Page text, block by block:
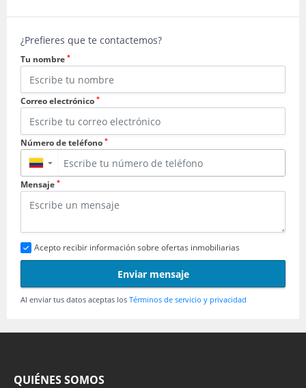
¿Prefieres que te contactemos?
Tu nombre *
Correo electrónico *
Número de teléfono *
▼
Mensaje *
Acepto recibir información sobre ofertas inmobiliarias
Enviar mensaje
Al enviar tus datos aceptas los Términos de servicio y privacidad
QUIÉNES SOMOS